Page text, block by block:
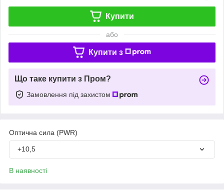
Купити
або
Купити з
Що таке купити з Пром?
Замовлення під захистом
Оптична сила (PWR)
+10,5
В наявності